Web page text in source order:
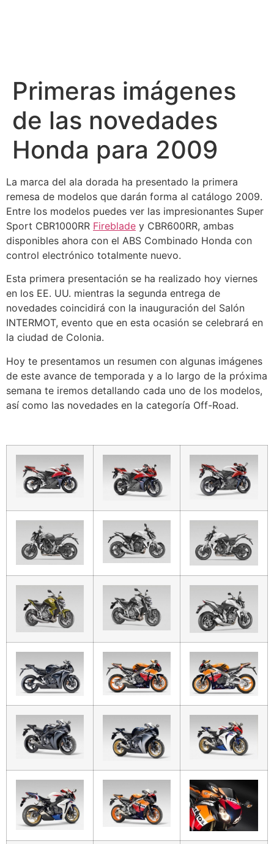
Primeras imágenes
de las novedades
Honda para 2009
La marca del ala dorada ha presentado la primera
remesa de modelos que darán forma al catálogo 2009.
Entre los modelos puedes ver las impresionantes Super
Sport CBR1000RR Fireblade y CBR600RR, ambas
disponibles ahora con el ABS Combinado Honda con
control electrónico totalmente nuevo.
Esta primera presentación se ha realizado hoy viernes
en los EE. UU. mientras la segunda entrega de
novedades coincidirá con la inauguración del Salón
INTERMOT, evento que en esta ocasión se celebrará en
la ciudad de Colonia.
Hoy te presentamos un resumen con algunas imágenes
de este avance de temporada y a lo largo de la próxima
semana te iremos detallando cada uno de los modelos,
así como las novedades en la categoría Off-Road.